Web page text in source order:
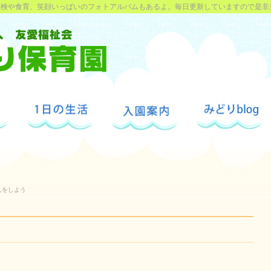
や食育、笑顔いっぱいのフォトアルバムもあるよ。毎日更新していますので是
しよう